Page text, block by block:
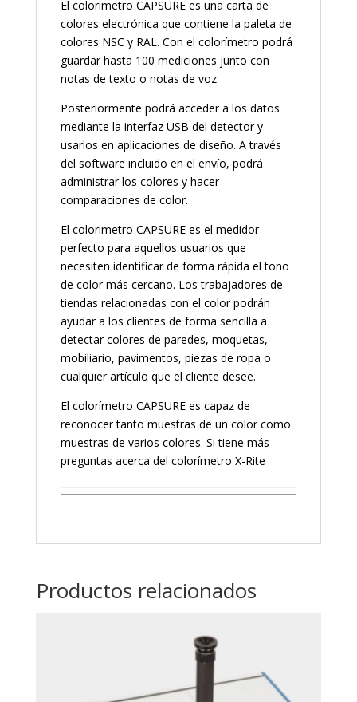
El colorimetro CAPSURE es una carta de
colores electrónica que contiene la paleta de
colores NSC y RAL. Con el colorímetro podrá
guardar hasta 100 mediciones junto con
notas de texto o notas de voz.
Posteriormente podrá acceder a los datos
mediante la interfaz USB del detector y
usarlos en aplicaciones de diseño. A través
del software incluido en el envío, podrá
administrar los colores y hacer
comparaciones de color.
El colorimetro CAPSURE es el medidor
perfecto para aquellos usuarios que
necesiten identificar de forma rápida el tono
de color más cercano. Los trabajadores de
tiendas relacionadas con el color podrán
ayudar a los clientes de forma sencilla a
detectar colores de paredes, moquetas,
mobiliario, pavimentos, piezas de ropa o
cualquier artículo que el cliente desee.
El colorímetro CAPSURE es capaz de
reconocer tanto muestras de un color como
muestras de varios colores. Si tiene más
preguntas acerca del colorímetro X-Rite
Productos relacionados